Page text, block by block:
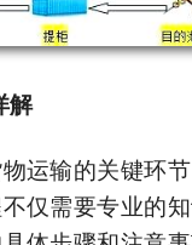
解
运输的关键环
仅需要专业的